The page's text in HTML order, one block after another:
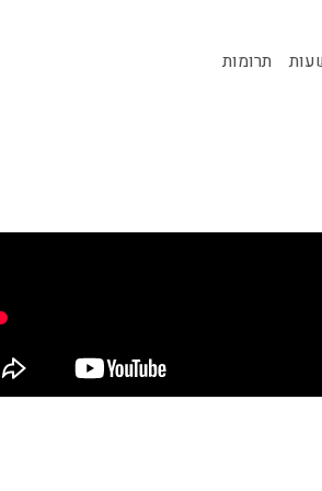
תרומות